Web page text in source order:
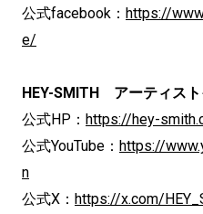
公式facebook： https://
e/
HEY-SMITH アーティス
公式HP： https://hey-
公式YouTube： https://
n
公式X： https://x.com/